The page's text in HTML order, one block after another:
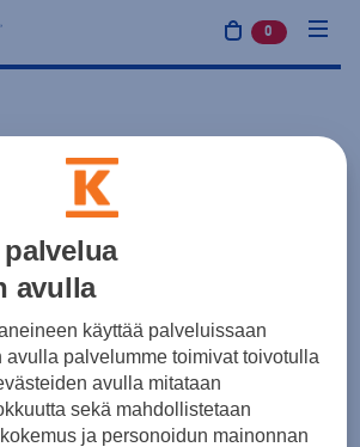
0 tuotetta
palvelua
avulla
käyttää palveluissaan
avulla palvelumme toimivat toivotulla
avulla mitataan
sekä mahdollistetaan
ja personoidun mainonnan